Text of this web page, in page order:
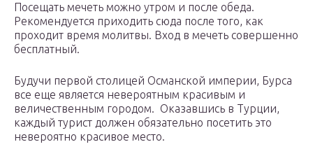
Посещать мечеть можно утром и после обеда.
Рекомендуется приходить сюда после того, как
проходит время молитвы. Вход в мечеть совершенно
бесплатный.
Будучи первой столицей Османской империи, Бурса
все еще является невероятным красивым и
величественным городом. Оказавшись в Турции,
каждый турист должен обязательно посетить это
невероятно красивое место.